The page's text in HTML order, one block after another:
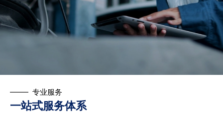
专业服务
一站式服务体系